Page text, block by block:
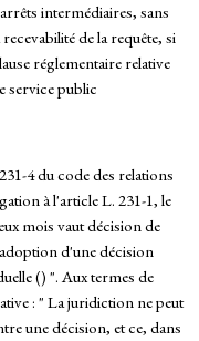
intermédiaires, sans
de la requête, si
réglementaire relative
service public
4 du code des relations
à l'article L. 231-1, le
mois vaut décision de
d'une décision
() ". Aux termes de
: " La juridiction ne peut
une décision, et ce, dans